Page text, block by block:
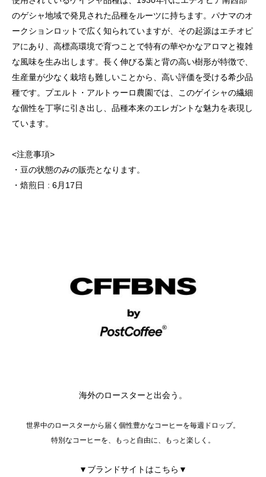
のゲシャ地域で発見された品種をルーツに持ちます。パナマのオ
ークションロットで広く知られていますが、その起源はエチオピ
アにあり、高標高環境で育つことで特有の華やかなアロマと複雑
な風味を生み出します。長く伸びる葉と背の高い樹形が特徴で、
生産量が少なく栽培も難しいことから、高い評価を受ける希少品
種です。プエルト・アルトゥーロ農園では、このゲイシャの繊細
な個性を丁寧に引き出し、品種本来のエレガントな魅力を表現し
ています。
<注意事項>
・豆の状態のみの販売となります。
・焙煎日 : 6月17日
海外のロースターと出会う。
世界中のロースターから届く個性豊かなコーヒーを毎週ドロップ。
特別なコーヒーを、もっと自由に、もっと楽しく。
▼ブランドサイトはこちら▼